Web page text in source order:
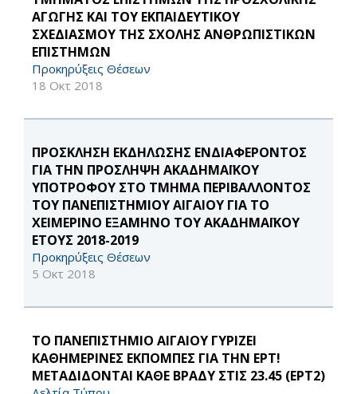
ΑΓΩΓΗΣ ΚΑΙ ΤΟΥ ΕΚΠΑΙΔΕΥΤΙΚΟΥ
ΣΧΕΔΙΑΣΜΟΥ ΤΗΣ ΣΧΟΛΗΣ ΑΝΘΡΩΠΙΣΤΙΚΩΝ
ΕΠΙΣΤΗΜΩΝ
Προκηρύξεις Θέσεων
18 Οκτ 2018
ΠΡΟΣΚΛΗΣΗ ΕΚΔΗΛΩΣΗΣ ΕΝΔΙΑΦΕΡΟΝΤΟΣ
ΓΙΑ ΤΗΝ ΠΡΟΣΛΗΨΗ ΑΚΑΔΗΜΑΪΚΟΥ
ΥΠΟΤΡΟΦΟΥ ΣΤΟ ΤΜΗΜΑ ΠΕΡΙΒΑΛΛΟΝΤΟΣ
ΤΟΥ ΠΑΝΕΠΙΣΤΗΜΙΟΥ ΑΙΓΑΙΟΥ ΓΙΑ ΤΟ
ΧΕΙΜΕΡΙΝΟ ΕΞΑΜΗΝΟ ΤΟΥ ΑΚΑΔΗΜΑΪΚΟΥ
ΕΤΟΥΣ 2018-2019
Προκηρύξεις Θέσεων
5 Οκτ 2018
ΤΟ ΠΑΝΕΠΙΣΤΗΜΙΟ ΑΙΓΑΙΟΥ ΓΥΡΙΖΕΙ
ΚΑΘΗΜΕΡΙΝΕΣ ΕΚΠΟΜΠΕΣ ΓΙΑ ΤΗΝ ΕΡΤ!
ΜΕΤΑΔΙΔΟΝΤΑΙ ΚΑΘΕ ΒΡΑΔΥ ΣΤΙΣ 23.45 (ΕΡΤ2)